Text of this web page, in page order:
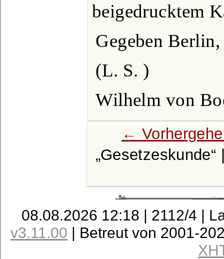
beigedrucktem
Gegeben
(L. S. )
Wilhelm von
←
Gesetzeskunde
08.08.2026 12:18 | 2112/4 |
v3.11.00 | Betreut von 2001-